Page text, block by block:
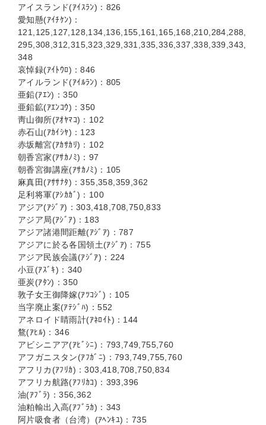
アイスランド(ｱｲｽﾗﾝ)：826
愛知懸(ｱｲﾁｹﾝ)：
121,125,127,128,134,136,155,161,165,168,210,284,288,
295,308,312,315,323,329,331,335,336,337,338,339,343,
348
哀悼録(ｱｲﾄｳﾛ)：846
アイルランド(ｱｲﾙﾗﾝ)：805
亜鉛(ｱｴﾝ)：350
亜鉛鉱(ｱｴﾝｺｳ)：350
靑山御所(ｱｵﾔﾏｺ)：102
赤石山(ｱｶｲｼﾔ)：123
赤坂離宮(ｱｶｻｶﾘ)：102
朝香宮家(ｱｻｶﾉﾐ)：97
朝香宮御講座(ｱｻｶﾉﾐ)：105
麻真田(ｱｻｻﾅﾀ)：355,358,359,362
足利将軍(ｱｼｶｶﾞ)：100
アジア(ｱｼﾞｱ)：303,418,708,750,833
アジア局(ｱｼﾞｱ)：183
アジア諸港間距離(ｱｼﾞｱ)：787
アジアに於る各国領土(ｱｼﾞｱ)：755
アジア民族会議(ｱｼﾞｱ)：224
小豆(ｱｽﾞｷ)：340
亜炭(ｱﾀﾝ)：350
敦子女王御降嫁(ｱﾂｺｼﾞ)：105
当字廃止案(ｱﾃｼﾞﾊ)：552
アネロイド睛雨計(ｱﾈﾛｲﾄ)：144
鶩(ｱﾋﾙ)：346
アビシニアア(ｱﾋﾞｼﾆ)：793,749,755,760
アフガニスタン(ｱﾌｶﾞﾆ)：793,749,755,760
アフリカ(ｱﾌﾘｶ)：303,418,708,750,834
アフリカ航路(ｱﾌﾘｶｺ)：393,396
油(ｱﾌﾞﾗ)：356,362
油粕輸出入高(ｱﾌﾞﾗｶ)：343
阿片吸食者（台湾）(ｱﾍﾝｷﾕ)：735